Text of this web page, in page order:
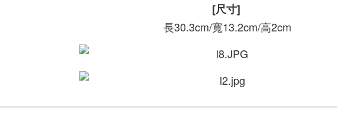
[尺寸]
長30.3cm/寬13.2cm/高2cm